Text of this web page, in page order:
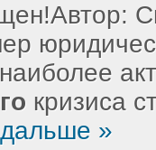
Автор:
кризиса
»